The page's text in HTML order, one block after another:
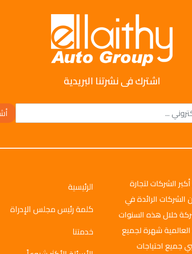
اشترك فى نشرتنا البريدية
وهي واحدة من أكبر الشركات لتجارة
الرائدة في
خلال هذه السنوات
العالمية شهرة لجميع
جميع احتياجات
الرئيسية
كلمة رئيس مجلس الإدراة
خدمتنا